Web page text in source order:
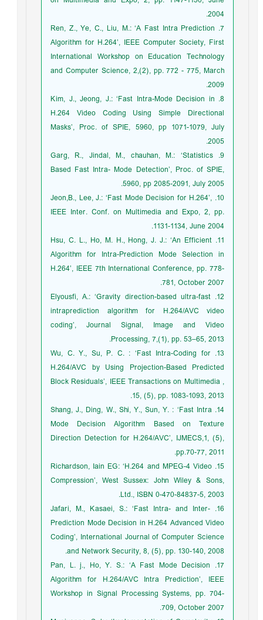
2004.
7. Ren, Z., Ye, C., Liu, M.: ‘A Fast Intra Prediction
Algorithm for H.264’, IEEE Computer Society, First
International Workshop on Education Technology
and Computer Science, 2,(2), pp. 772 - 775, March
2009.
8. Kim, J., Jeong, J.: ‘Fast Intra-Mode Decision in
H.264 Video Coding Using Simple Directional
Masks’, Proc. of SPIE, 5960, pp 1071-1079, July
2005.
9. Garg, R., Jindal, M., chauhan, M.: ‘Statistics
Based Fast Intra- Mode Detection’, Proc. of SPIE,
5960, pp 2085-2091, July 2005.
10. Jeon,B., Lee, J.: ‘Fast Mode Decision for H.264’,
IEEE Inter. Conf. on Multimedia and Expo, 2, pp.
1131-1134, June 2004.
11. Hsu, C. L., Ho, M. H., Hong, J. J.: ‘An Efficient
Algorithm for Intra-Prediction Mode Selection in
H.264’, IEEE 7th International Conference, pp. 778-
781, October 2007.
12. Elyousfi, A.: ‘Gravity direction-based ultra-fast
intraprediction algorithm for H.264/AVC video
coding’, Journal Signal, Image and Video
Processing, 7,(1), pp. 53–65, 2013.
13. Wu, C. Y., Su, P. C. : ‘Fast Intra-Coding for
H.264/AVC by Using Projection-Based Predicted
Block Residuals’, IEEE Transactions on Multimedia ,
15, (5), pp. 1083-1093, 2013.
14. Shang, J., Ding, W., Shi, Y., Sun, Y. : ‘Fast Intra
Mode Decision Algorithm Based on Texture
Direction Detection for H.264/AVC’, IJMECS,1, (5),
pp.70-77, 2011.
15. Richardson, Iain EG: ‘H.264 and MPEG-4 Video
Compression’, West Sussex: John Wiley & Sons,
Ltd., ISBN 0-470-84837-5, 2003.
16. Jafari, M., Kasaei, S.: ‘Fast Intra- and Inter-
Prediction Mode Decision in H.264 Advanced Video
Coding’, International Journal of Computer Science
and Network Security, 8, (5), pp. 130-140, 2008.
17. Pan, L. j., Ho, Y. S.: ‘A Fast Mode Decision
Algorithm for H.264/AVC Intra Prediction’, IEEE
Workshop in Signal Processing Systems, pp. 704-
709, October 2007.